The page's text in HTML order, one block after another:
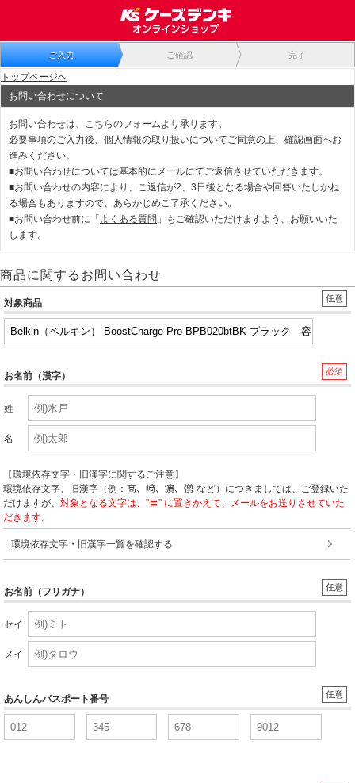
ご入力 ご確認 完了
トップページへ
お問い合わせについて
お問い合わせは、こちらのフォームより承ります。
必要事項のご入力後、個人情報の取り扱いについてご同意の上、確認画面へお
進みください。
■お問い合わせについては基本的にメールにてご返信させていただきます。
■お問い合わせの内容により、ご返信が2、3日後となる場合や回答いたしかね
る場合もありますので、あらかじめご了承ください。
■お問い合わせ前に「 よくある質問 」もご確認いただけますよう、お願いいた
します。
商品に関するお問い合わせ
任意
対象商品
必須
お名前（漢字）
姓
名
【環境依存文字・旧漢字に関するご注意】
環境依存文字、旧漢字（例：
など）につきましては、ご登録いた
だけますが、 対象となる文字は、"〓" に置きかえて、メールをお送りさせていた
だきます。
環境依存文字・旧漢字一覧を確認する
任意
お名前（フリガナ）
セイ
メイ
任意
あんしんパスポート番号